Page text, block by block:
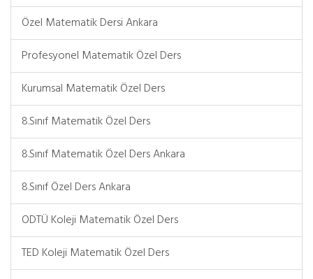
Özel Matematik Dersi Ankara
Profesyonel Matematik Özel Ders
Kurumsal Matematik Özel Ders
8.Sınıf Matematik Özel Ders
8.Sınıf Matematik Özel Ders Ankara
8.Sınıf Özel Ders Ankara
ODTÜ Koleji Matematik Özel Ders
TED Koleji Matematik Özel Ders